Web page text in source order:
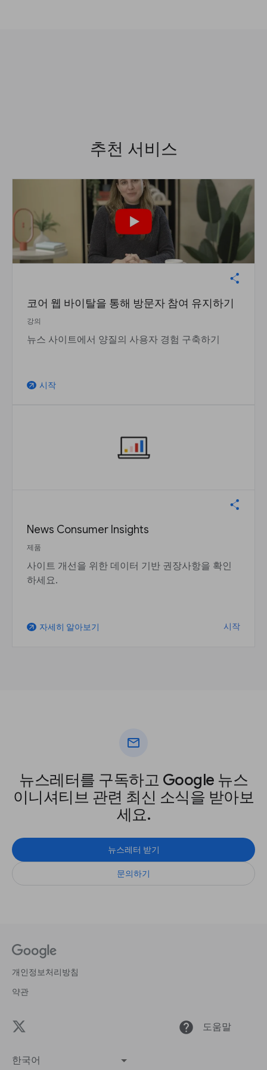
추천 서비스
코어 웹 바이탈을 통해 방문자 참여 유지하기
강의
뉴스 사이트에서 양질의 사용자 경험 구축하기
arrow_outward 시작
News Consumer Insights
제품
사이트 개선을 위한 데이터 기반 권장사항을 확인
하세요.
arrow_outward 자세히 알아보기 시작
mail
뉴스레터를 구독하고 Google 뉴스
이니셔티브 관련 최신 소식을 받아보
세요.
뉴스레터 받기
문의하기
개인정보처리방침
약관
help 도움말
한국어